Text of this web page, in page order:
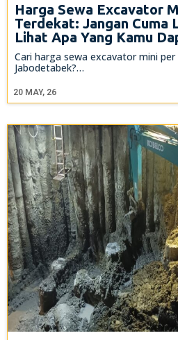
Harga Sewa Excavator
Terdekat: Jangan Cuma
Lihat Apa Yang Kamu
20 MAY, 26
Cari harga sewa excavator mini
Jabodetabek?…